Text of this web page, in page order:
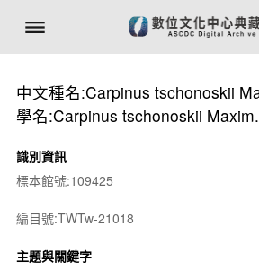
中文種名:Carpinus tschonoskii
學名:Carpinus tschonoskii Maxim.
識別資訊
標本館號:109425
編目號:TWTw-21018
主題與關鍵字